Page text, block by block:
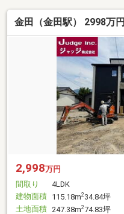
金田（金田駅） 2998万円
2,998万円
間取り
4LDK
建物面積 115.18m2 34.84坪
土地面積 247.38m274.83坪